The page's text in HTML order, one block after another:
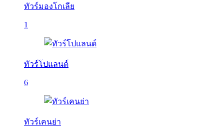
ทัวร์มองโกเลีย
1
ทัวร์โปแลนด์
6
ทัวร์เคนย่า